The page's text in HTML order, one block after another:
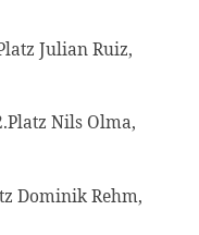
Julian Ruiz,
Nils Olma,
Dominik Rehm,